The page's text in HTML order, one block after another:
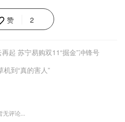
赞 2
起 苏宁易购双11“掘金”冲锋号
到“真的害人”
无评论...